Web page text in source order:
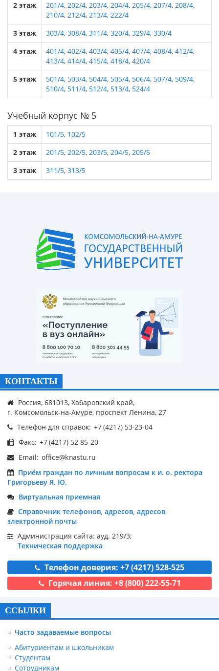
2 этаж 201/4, 202/4, 203/4, 204/4, 205/4, 207/4, 208/4,
210/4, 212/4, 213/4, 222/4
3 этаж
303/4, 308/4, 311/4, 320/4, 329/4, 330/4
4 этаж
401/4, 402/4, 403/4, 405/4, 407/4, 408/4, 412/4,
413/4, 414/4, 415/4, 418/4, 420/4
5 этаж
501/4, 503/4, 504/4, 505/4, 506/4, 507/4, 509/4,
510/4, 511/4, 512/4, 513/4, 524/4
Учебный корпус № 5
1 этаж 101/5, 102/5
2 этаж
201/5, 202/5, 203/5, 204/5, 205/5
3 этаж
311/5, 313/5
КОНТАКТЫ
Россия, 681013, Хабаровский край,
г. Комсомольск-на-Амуре, проспект Ленина, 27
Телефон для справок:
Факс:
Email:
Приём граждан по личным вопросам к и. о. ректора
Григорьеву Я. Ю.
Виртуальная приемная
Справочник телефонов, адресов, адресов
электронной почты
Администрация сайта: ауд. 219/3;
Техническая поддержка
Телефон доверия: +7 (4217) 528-525
Горячая линия: +8 (800) 222-55-71
ССЫЛКИ
Часто задаваемые вопросы
Абитуриентам и школьникам
Студентам
Сотрудникам